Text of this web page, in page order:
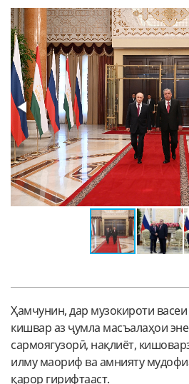
Ҳамчунин, дар музокироти
кишвар аз ҷумла масъалаҳои
сармоягузорӣ, нақлиёт,
илму маориф ва амнияту
қарор гирифтааст.